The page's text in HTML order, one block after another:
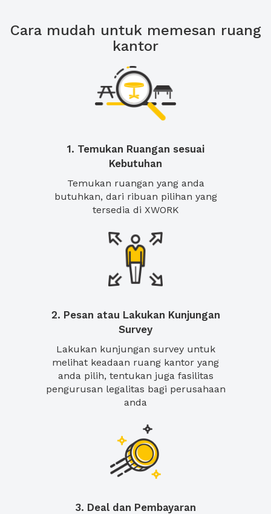
Cara mudah untuk memesan ruang
kantor
1. Temukan Ruangan sesuai
Kebutuhan
Temukan ruangan yang anda
butuhkan, dari ribuan pilihan yang
tersedia di XWORK
2. Pesan atau Lakukan Kunjungan
Survey
Lakukan kunjungan survey untuk
melihat keadaan ruang kantor yang
anda pilih, tentukan juga fasilitas
pengurusan legalitas bagi perusahaan
anda
3. Deal dan Pembayaran